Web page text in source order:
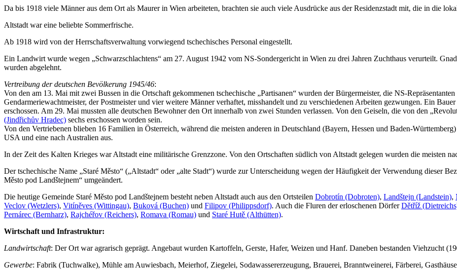
Da bis 1918 viele Männer aus dem Ort als Maurer in Wien arbeiteten, brachten sie auch viele Ausdrücke aus der Residenzstadt mit, die in die
Altstadt war eine beliebte Sommerfrische.
Ab 1918 wird von der Herrschaftsverwaltung vorwiegend tschechisches Personal eingestellt.
Ein Landwirt wurde wegen „Schwarzschlachtens“ am 27. August 1942 vom NS-Sondergericht in Wien zu drei Jahren Zuchthaus verurteilt.
wurden abgelehnt.
Vertreibung der deutschen Bevölkerung 1945/46:
Von den am 13. Mai mit zwei Bussen in die Ortschaft gekommenen tschechische „Partisanen“ wurden der Bürgermeister, die NS-
Gendarmeriewachtmeister, der Postmeister und vier weitere Männer verhaftet, misshandelt und zu verschiedenen Arbeiten gezwungen. Ein Bauer
erschossen. Am 29. Mai mussten alle deutschen Bewohner den Ort innerhalb von zwei Stunden verlassen. Von den Geiseln, die von den
(Jindřichův Hradec) sechs erschossen worden sein.
Von den Vertriebenen blieben 16 Familien in Österreich, während die meisten anderen in Deutschland (Bayern, Hessen und Baden-
USA und eine nach Australien aus.
In der Zeit des Kalten Krieges war Altstadt eine militärische Grenzzone. Von den Ortschaften südlich von Altstadt gelegen wurden die meisten
Der tschechische Name „Staré Město“ („Altstadt“ oder „alte Stadt“) wurde zur Unterscheidung wegen der Häufigkeit der Verwendung dieser
Město pod Landštejnem“ umgeändert.
Die heutige Gemeinde Staré Město pod Landštejnem besteht neben Altstadt auch aus den Ortsteilen Dobrotín (Dobroten), Landštejn (Landstein),
Veclov (Wetzlers), Vitíněves (Wittingau), Buková (Buchen) und Filipov (Philippsdorf). Auch die Fluren der erloschenen DörferDětříž
Pernárec (Bernharz), Rajchéřov (Reichers), Romava (Romau) und Staré Hutě (Althütten).
Wirtschaft und Infrastruktur:
Landwirtschaft: Der Ort war agrarisch geprägt. Angebaut wurden Kartoffeln, Gerste, Hafer, Weizen und Hanf. Daneben bestanden Viehzucht
Gewerbe: Fabrik (Tuchwalke), Mühle am Auwiesbach, Meierhof, Ziegelei, Sodawassererzeugung, Brauerei, Branntweinerei, Färberei,